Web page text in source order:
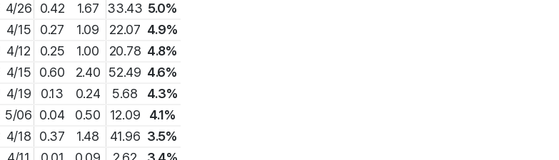
4/26 0.42 1.67 33.43 5.0%
4/15 0.27 1.09 22.07 4.9%
4/12 0.25 1.00 20.78 4.8%
4/15 0.60 2.40 52.49 4.6%
4/19 0.13 0.24 5.68
4.3%
5/06 0.04 0.50 12.09
4.1%
4/18 0.37 1.48 41.96 3.5%